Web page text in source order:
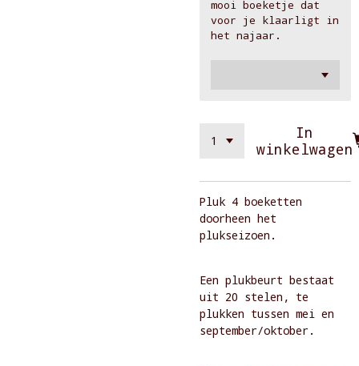
mooi boeketje dat
voor je klaarligt in
het najaar.
In
winkelwagen
Pluk 4 boeketten
doorheen het
plukseizoen.
Een plukbeurt bestaat
uit 20 stelen, te
plukken tussen mei en
september/oktober.